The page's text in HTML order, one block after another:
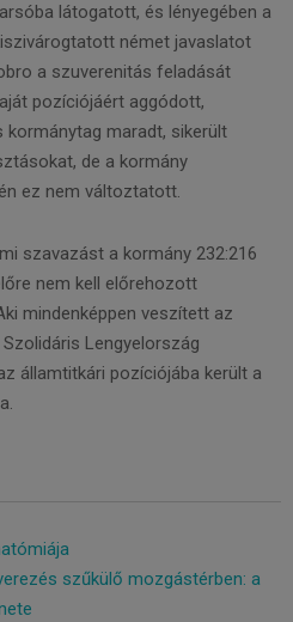
látogatott, és lényegében a
német javaslatot
a szuverenitás feladását
pozíciójáért aggódott,
kormánytag maradt, sikerült
de a kormány
ez nem változtatott.
szavazást a kormány 232:216
nem kell előrehozott
mindenképpen veszített az
Lengyelország
államtitkári pozíciójába került a
szűkülő mozgástérben: a